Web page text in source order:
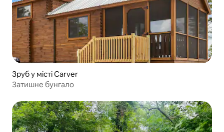
Зруб у місті Carver
Затишне бунгало